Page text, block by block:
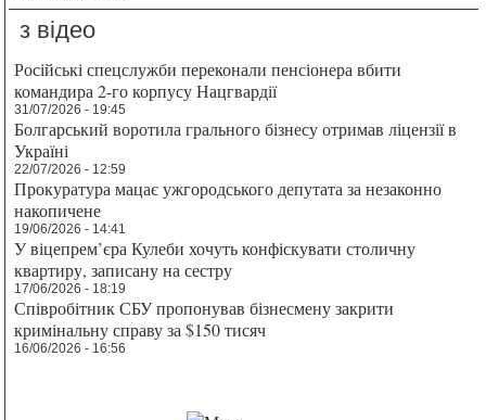
з відео
Російські спецслужби переконали пенсіонера вбити
командира 2-го корпусу Нацгвардії
31/07/2026 - 19:45
Болгарський воротила грального бізнесу отримав ліцензії в
Україні
22/07/2026 - 12:59
Прокуратура мацає ужгородського депутата за незаконно
накопичене
19/06/2026 - 14:41
У віцепрем’єра Кулеби хочуть конфіскувати столичну
квартиру, записану на сестру
17/06/2026 - 18:19
Співробітник СБУ пропонував бізнесмену закрити
кримінальну справу за $150 тисяч
16/06/2026 - 16:56